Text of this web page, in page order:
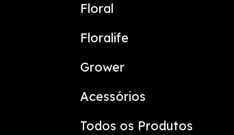
Floral
Floralife
Grower
Acessórios
Todos os Produtos